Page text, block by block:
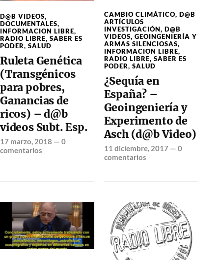
D@B VIDEOS,
DOCUMENTALES,
INFORMACION LIBRE,
RADIO LIBRE, SABER ES
PODER, SALUD
Ruleta Genética
(Transgénicos
para pobres,
Ganancias de
ricos) – d@b
videos Subt. Esp.
17 marzo, 2018 — 0
comentarios
CAMBIO CLIMÁTICO, D@B
ARTÍCULOS
INVESTIGACIÓN, D@B
VIDEOS, GEOINGENIERÍA Y
ARMAS SILENCIOSAS,
INFORMACION LIBRE,
RADIO LIBRE, SABER ES
PODER, SALUD
¿Sequía en
España? –
Geoingeniería y
Experimento de
Asch (d@b Video)
11 diciembre, 2017— 0
comentarios